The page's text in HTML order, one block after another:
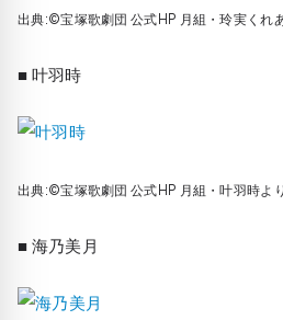
出典:©宝塚歌劇団 公式HP 月組・玲実くれ
■ 叶羽時
出典:©宝塚歌劇団 公式HP 月組・叶羽時より
■ 海乃美月